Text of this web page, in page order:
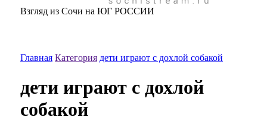
Взгляд из Сочи на ЮГ РОССИИ
Главная Категория дети играют с дохлой собакой
дети играют с дохлой
собакой